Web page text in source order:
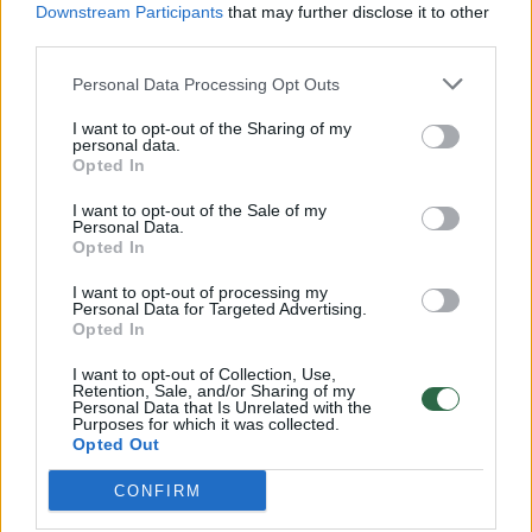
Downstream Participants that may further disclose it to other
Personal Data Processing Opt Outs
I want to opt-out of the Sharing of my
personal data.
Opted In
I want to opt-out of the Sale of my
Personal Data.
Opted In
I want to opt-out of processing my
Personal Data for Targeted Advertising.
Opted In
I want to opt-out of Collection, Use,
Retention, Sale, and/or Sharing of my
Personal Data that Is Unrelated with the
Purposes for which it was collected.
Opted Out
CONFIRM
00:00:30
vaiko gyvybių išgelbėti nepavyko
Žinios | Lietuvos diena
Nufilmavo, kaip patvino Vilniaus Vakarinis aplinkkelis:
vaizdas pribloškia
prisiminimais apie Kazimierą Prunskienę
Žinios | Lietuvos diena